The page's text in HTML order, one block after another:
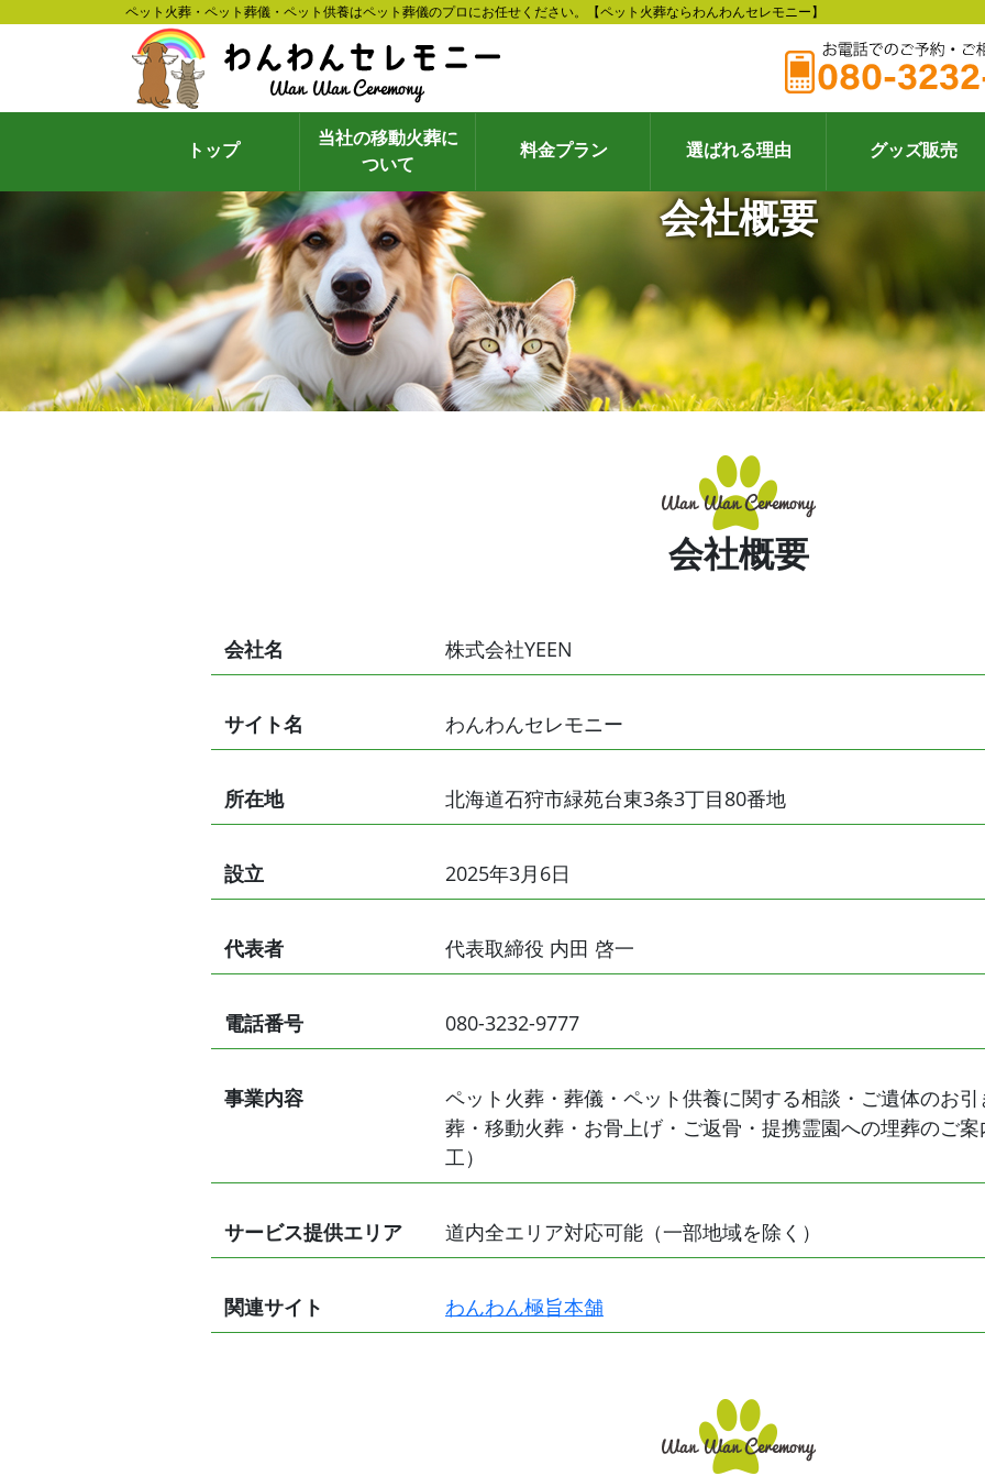
ペット火葬・ペット葬儀・ペット供養はペット葬儀のプロにお任せください。【ペット火葬ならわんわんセレモニー】
トップ
当社の移動火葬に
ついて
料金プラン 選ばれる理由 グッズ販売
会社概要
会社概要
会社名 株式会社YEEN
サイト名 わんわんセレモニー
所在地 北海道石狩市緑苑台東3条3丁目80番地
設立 2025年3月6日
代表者 代表取締役 内田 啓一
電話番号 080-3232-9777
事業内容
ペット火葬・葬儀・ペット供養に関する相談・ご遺体のお
葬・移動火葬・お骨上げ・ご返骨・提携霊園への埋葬のご
工）
サービス提供エリア 道内全エリア対応可能（一部地域を除く）
関連サイト わんわん極旨本舗